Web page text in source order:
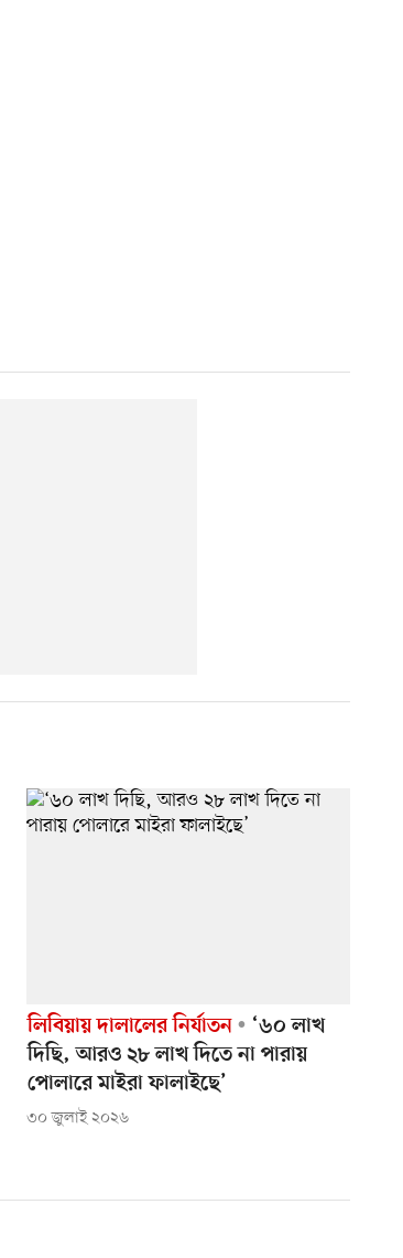
লিবিয়ায় দালালের নির্যাতন
‘৬০ লাখ
দিছি, আরও ২৮ লাখ দিতে না পারায়
পোলারে মাইরা ফালাইছে’
৩০ জুলাই ২০২৬